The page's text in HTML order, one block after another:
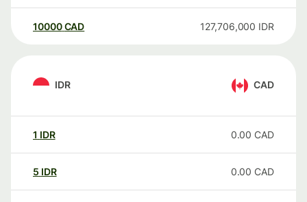
10000 CAD 127,706,000 IDR
IDR CAD
1 IDR 0.00 CAD
5 IDR 0.00 CAD